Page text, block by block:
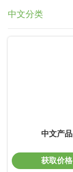
中文分类
中文产品
获取价格